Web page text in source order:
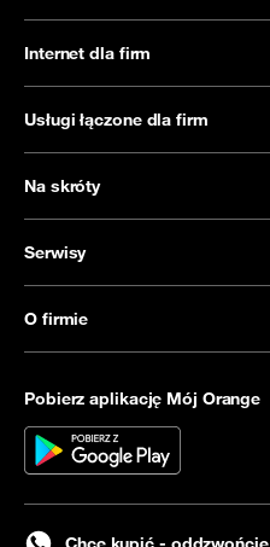
Internet dla firm
Usługi łączone dla firm
Na skróty
Serwisy
O firmie
Pobierz aplikację Mój Orange